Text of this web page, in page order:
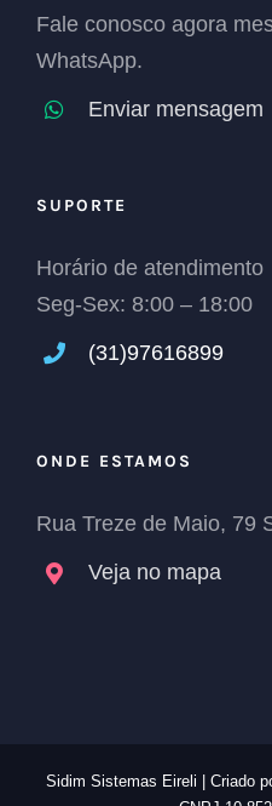
Fale conosco agora
WhatsApp.
Enviar mensagem
SUPORTE
Horário de atendimento
Seg-Sex: 8:00 – 18:00
(31)97616899
ONDE ESTAMOS
Rua Treze de Maio, 79
Veja no mapa
Sidim Sistemas Eireli | Criado